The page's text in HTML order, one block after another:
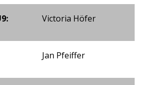
Victoria Höfer
Jan Pfeiffer